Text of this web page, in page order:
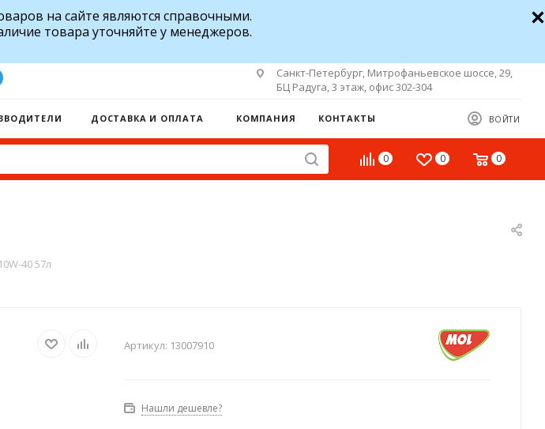
на сайте являются справочными.
товара уточняйте у менеджеров.
Санкт-Петербург, Митрофаньевское шоссе, 29,
БЦ Радуга, 3 этаж, офис 302-304
ВОЙТИ
ДОСТАВКА И ОПЛАТА КОМПАНИЯ КОНТАКТЫ
0 0 0
40 57л
Артикул: 13007910
Нашли дешевле?